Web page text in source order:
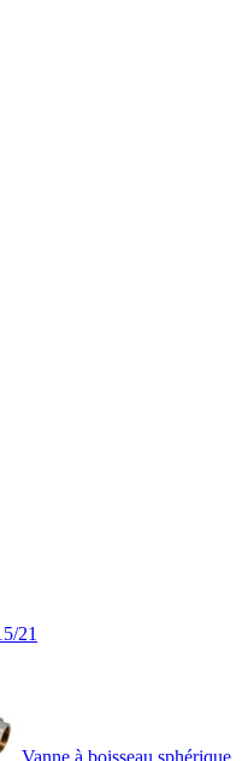
21
Vanne à boisseau sphérique